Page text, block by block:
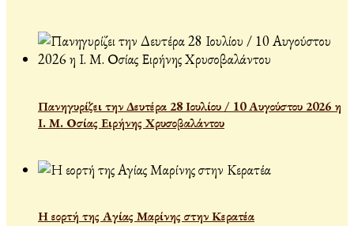
Πανηγυρίζει την Δευτέρα 28 Ιουλίου / 10 Αυγούστου 2026 η
Ι. Μ. Οσίας Ειρήνης Χρυσοβαλάντου
Η εορτή της Αγίας Μαρίνης στην Κερατέα